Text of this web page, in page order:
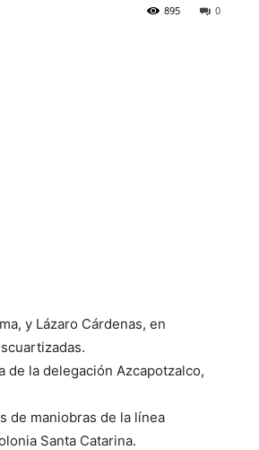
0
895
y Lázaro Cárdenas, en
de la delegación Azcapotzalco,
de maniobras de la línea
Santa Catarina.